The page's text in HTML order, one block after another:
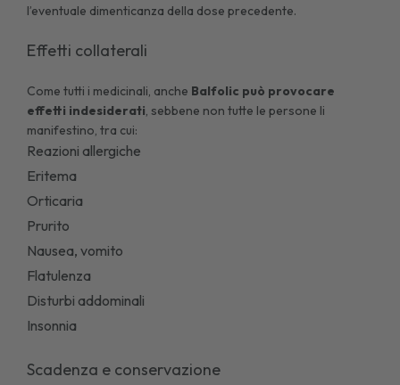
l’eventuale dimenticanza della dose precedente.
Effetti collaterali
Come tutti i medicinali, anche Balfolic può provocare
effetti indesiderati, sebbene non tutte le persone li
manifestino, tra cui:
Reazioni allergiche
Eritema
Orticaria
Prurito
Nausea, vomito
Flatulenza
Disturbi addominali
Insonnia
Scadenza e conservazione